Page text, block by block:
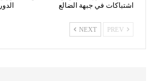
اشتباكات في جبهة الضالع
NEXT